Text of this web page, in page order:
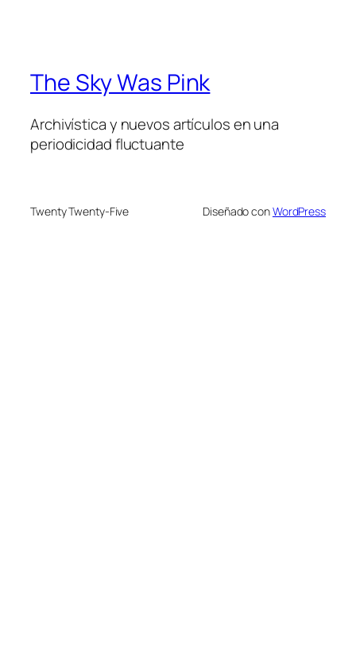
The Sky Was Pink
Archivística y nuevos artículos en una
periodicidad fluctuante
Twenty Twenty-Five Diseñado conWordPress